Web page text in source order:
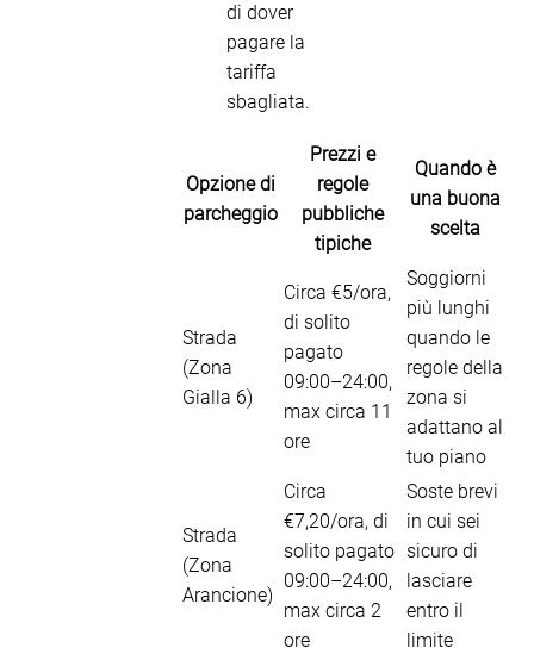
di dover
pagare la
tariffa
sbagliata.
Opzione di
parcheggio
Prezzi e
regole
pubbliche
tipiche
Quando è
una buona
scelta
Strada
(Zona
Gialla 6)
Circa €5/ora,
di solito
pagato
09:00–24:00,
max circa 11
ore
Soggiorni
più lunghi
quando le
regole della
zona si
adattano al
tuo piano
Strada
(Zona
Arancione)
Circa
€7,20/ora, di
solito pagato
09:00–24:00,
max circa 2
ore
Soste brevi
in cui sei
sicuro di
lasciare
entro il
limite